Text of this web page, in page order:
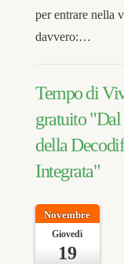
per entrare nella
davvero:…
Tempo di
gratuito "Dal
della
Integrata"
Novembre
Giovedì
19